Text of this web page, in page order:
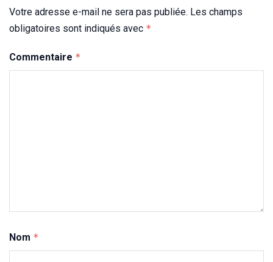
Votre adresse e-mail ne sera pas publiée. Les champs
obligatoires sont indiqués avec *
Commentaire *
Nom *